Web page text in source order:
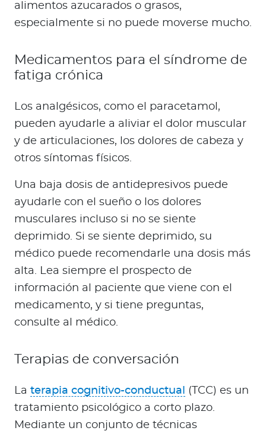
alimentos azucarados o grasos,
especialmente si no puede moverse mucho.
Medicamentos para el síndrome de
fatiga crónica
Los analgésicos, como el paracetamol,
pueden ayudarle a aliviar el dolor muscular
y de articulaciones, los dolores de cabeza y
otros síntomas físicos.
Una baja dosis de antidepresivos puede
ayudarle con el sueño o los dolores
musculares incluso si no se siente
deprimido. Si se siente deprimido, su
médico puede recomendarle una dosis más
alta. Lea siempre el prospecto de
información al paciente que viene con el
medicamento, y si tiene preguntas,
consulte al médico.
Terapias de conversación
La terapia cognitivo-conductual
(TCC) es un
tratamiento psicológico a corto plazo.
Mediante un conjunto de técnicas